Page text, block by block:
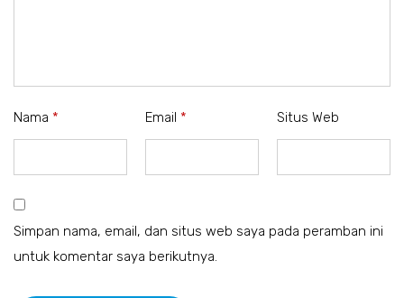
Nama * Email * Situs Web
Simpan nama, email, dan situs web saya pada peramban ini
untuk komentar saya berikutnya.